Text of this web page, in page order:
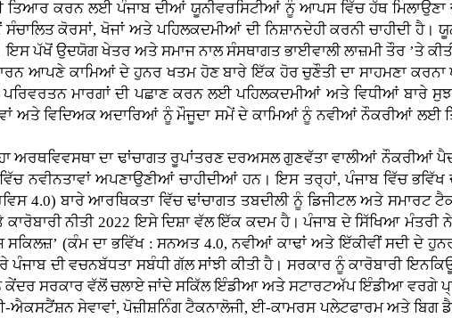
ਕਰਨ ਲਈ ਪੰਜਾਬ ਦੀਆਂ ਯੂਨੀਵਰਸਿਟੀਆਂ ਨੂੰ ਆਪਸ ਵਿੱਚ ਹੱਥ ਮਿਲਾਉਣਾ
ਕੋਰਸਾਂ, ਖੋਜਾਂ ਅਤੇ ਪਹਿਲਕਦਮੀਆਂ ਦੀ ਨਿਸ਼ਾਨਦੇਹੀ ਕਰਨੀ ਚਾਹੀਦੀ
ਪੱਖੋਂ ਉਦਯੋਗ ਖੇਤਰ ਅਤੇ ਸਮਾਜ ਨਾਲ ਸੰਸਥਾਗਤ ਭਾਈਵਾਲੀ ਲਾਜ਼ਮੀ ਤੌਰ ’ਤੇ ਕੀਤੀ
ਆਪਣੇ ਕਾਮਿਆਂ ਦੇ ਹੁਨਰ ਖਤਮ ਹੋਣ ਬਾਰੇ ਇੱਕ ਹੋਰ ਚੁਣੌਤੀ ਦਾ ਸਾਹਮਣਾ
ਪਰਿਵਰਤਨ ਮਾਰਗਾਂ ਦੀ ਪਛਾਣ ਕਰਨ ਲਈ ਪਹਿਲਕਦਮੀਆਂ ਅਤੇ ਵਿਧੀਆਂ ਬਾਰੇ
ਅਤੇ ਵਿਦਿਅਕ ਅਦਾਰਿਆਂ ਨੂੰ ਮੌਜੂਦਾ ਸਮੇਂ ਦੇ ਕਾਮਿਆਂ ਨੂੰ ਨਵੀਆਂ ਨੌਕਰੀਆਂ
ਦਾ ਢਾਂਚਾਗਤ ਰੂਪਾਂਤਰਣ ਦਰਅਸਲ ਗੁਣਵੱਤਾ ਵਾਲੀਆਂ ਨੌਕਰੀਆਂ ਪੈਦਾ
ਨਵੀਨਤਾਵਾਂ ਅਪਣਾਉਣੀਆਂ ਚਾਹੀਦੀਆਂ ਹਨ। ਇਸ ਤਰ੍ਹਾਂ, ਪੰਜਾਬ ਵਿੱਚ
4.0) ਬਾਰੇ ਆਰਥਿਕਤਾ ਵਿੱਚ ਢਾਂਚਾਗਤ ਤਬਦੀਲੀ ਨੂੰ ਡਿਜੀਟਲ ਅਤੇ ਸਮਾਰਟ
ਕਾਰੋਬਾਰੀ ਨੀਤੀ 2022 ਇਸੇ ਦਿਸ਼ਾ ਵੱਲ ਇੱਕ ਕਦਮ ਹੈ। ਪੰਜਾਬ ਦੇ ਸਿੱਖਿਆ
(ਕੰਮ ਦਾ ਭਵਿੱਖ : ਸਨਅਤ 4.0, ਨਵੀਆਂ ਕਾਢਾਂ ਅਤੇ ਇੱਕੀਵੀਂ ਸਦੀ ਦੇ
ਪੰਜਾਬ ਦੀ ਵਚਨਬੱਧਤਾ ਸਬੰਧੀ ਗੱਲ ਸਾਂਝੀ ਕੀਤੀ ਹੈ। ਸਰਕਾਰ ਨੂੰ ਕਾਰੋਬਾਰੀ
ਕੇਂਦਰ ਸਰਕਾਰ ਵੱਲੋਂ ਚਲਾਏ ਜਾਂਦੇ ਸਕਿੱਲ ਇੰਡੀਆ ਅਤੇ ਸਟਾਰਟਅੱਪ ਇੰਡੀਆ ਵਰਗੇ
ਸੇਵਾਵਾਂ, ਪੋਜ਼ੀਸ਼ਨਿੰਗ ਟੈਕਨਾਲੋਜੀ, ਈ-ਕਾਮਰਸ ਪਲੇਟਫਾਰਮ ਅਤੇ ਬਿਗ